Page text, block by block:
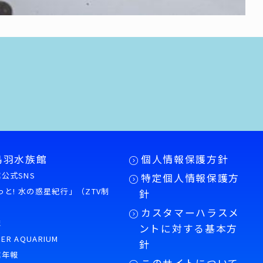
水族館
式SNS
と! 水の惑星紀行」（ZTV制
AQUARIUM
報
個人情報保護方針
特定個人情報保護方
針
カスタマーハラスメ
ントに対する基本方
針